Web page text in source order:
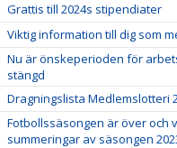
Grattis till 2024s stipendiater
Viktig information till dig som
Nu är önskeperioden för
stängd
Dragningslista Medlemslotteri
Fotbollssäsongen är över och
summeringar av säsongen